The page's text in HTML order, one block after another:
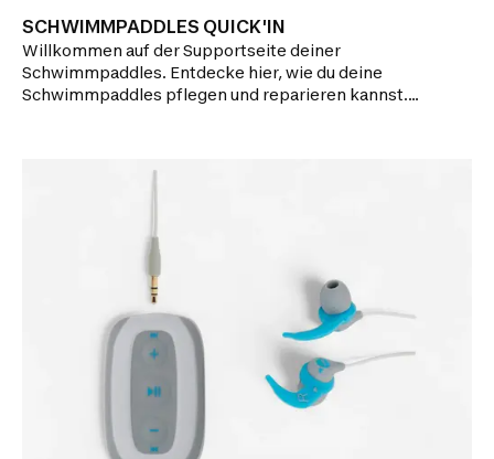
SCHWIMMPADDLES QUICK'IN
Willkommen auf der Supportseite deiner
Schwimmpaddles. Entdecke hier, wie du deine
Schwimmpaddles pflegen und reparieren kannst.